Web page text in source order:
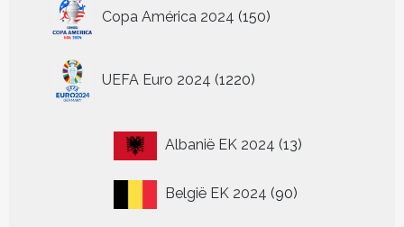
Copa América 2024 150
producten
UEFA Euro 2024 1220
producten
Albanië EK 2024 1313
België EK 2024 9090